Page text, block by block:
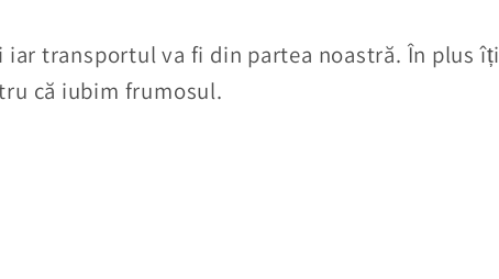
iar transportul va fi din partea noastră. În plus îți
că iubim frumosul.